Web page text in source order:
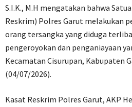
S.I.K., M.H mengatakan bahwa
Reskrim) Polres Garut melakukan
orang tersangka yang diduga
pengeroyokan dan penganiayaan
Kecamatan Cisurupan, Kabupaten
(04/07/2026).
Kasat Reskrim Polres Garut, AKP